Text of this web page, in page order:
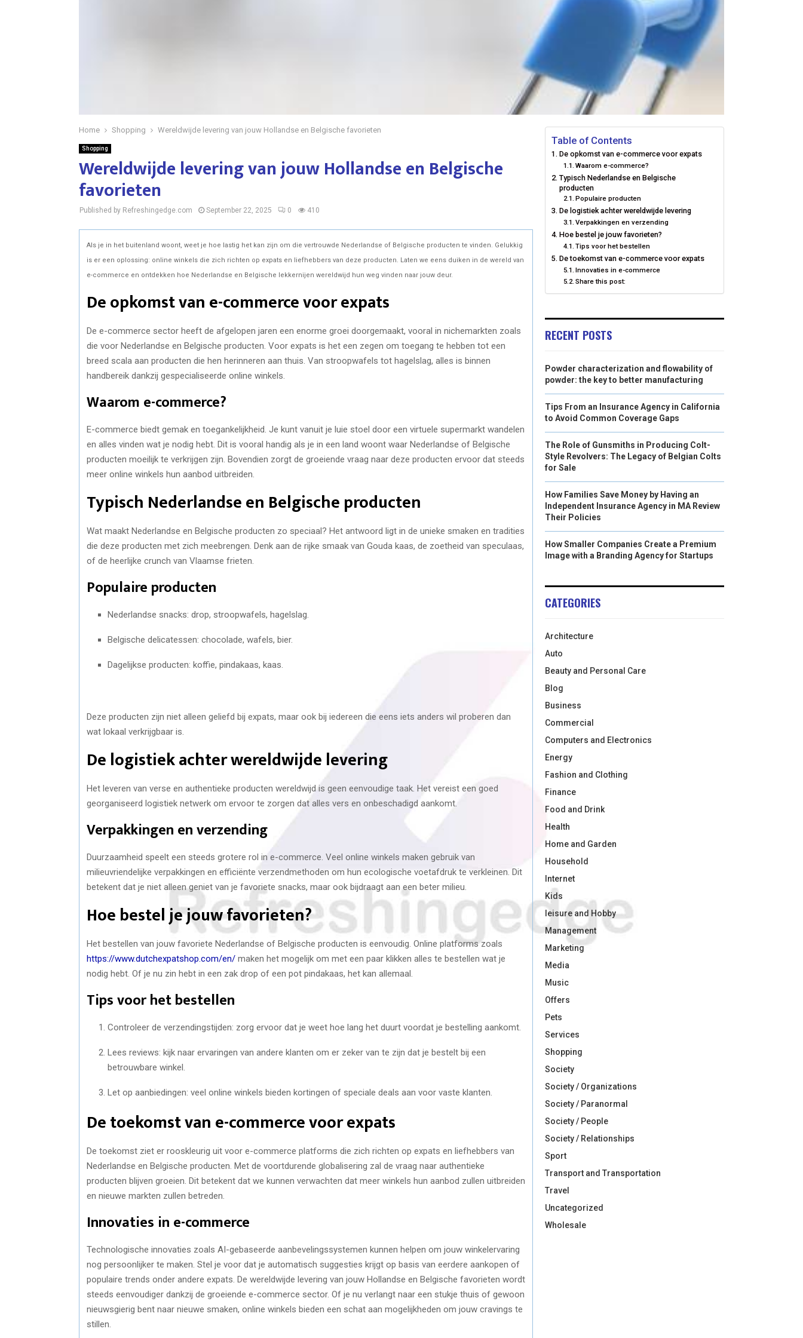
Home Shopping Wereldwijde levering van jouw Hollandse en Belgische favorieten
Shopping
Wereldwijde levering van jouw Hollandse en Belgische
favorieten
Published by Refreshingedge.com September 22, 2025 0 410
Als je in het buitenland woont, weet je hoe lastig het kan zijn om die vertrouwde Nederlandse of Belgische producten te vinden. Gelukkig
is er een oplossing: online winkels die zich richten op expats en liefhebbers van deze producten. Laten we eens duiken in de wereld van
e-commerce en ontdekken hoe Nederlandse en Belgische lekkernijen wereldwijd hun weg vinden naar jouw deur.
De opkomst van e-commerce voor expats
De e-commerce sector heeft de afgelopen jaren een enorme groei doorgemaakt, vooral in nichemarkten zoals
die voor Nederlandse en Belgische producten. Voor expats is het een zegen om toegang te hebben tot een
breed scala aan producten die hen herinneren aan thuis. Van stroopwafels tot hagelslag, alles is binnen
handbereik dankzij gespecialiseerde online winkels.
Waarom e-commerce?
E-commerce biedt gemak en toegankelijkheid. Je kunt vanuit je luie stoel door een virtuele supermarkt wandelen
en alles vinden wat je nodig hebt. Dit is vooral handig als je in een land woont waar Nederlandse of Belgische
producten moeilijk te verkrijgen zijn. Bovendien zorgt de groeiende vraag naar deze producten ervoor dat steeds
meer online winkels hun aanbod uitbreiden.
Typisch Nederlandse en Belgische producten
Wat maakt Nederlandse en Belgische producten zo speciaal? Het antwoord ligt in de unieke smaken en tradities
die deze producten met zich meebrengen. Denk aan de rijke smaak van Gouda kaas, de zoetheid van speculaas,
of de heerlijke crunch van Vlaamse frieten.
Populaire producten
Nederlandse snacks: drop, stroopwafels, hagelslag.
Belgische delicatessen: chocolade, wafels, bier.
Dagelijkse producten: koffie, pindakaas, kaas.
Deze producten zijn niet alleen geliefd bij expats, maar ook bij iedereen die eens iets anders wil proberen dan
wat lokaal verkrijgbaar is.
De logistiek achter wereldwijde levering
Het leveren van verse en authentieke producten wereldwijd is geen eenvoudige taak. Het vereist een goed
georganiseerd logistiek netwerk om ervoor te zorgen dat alles vers en onbeschadigd aankomt.
Verpakkingen en verzending
Duurzaamheid speelt een steeds grotere rol in e-commerce. Veel online winkels maken gebruik van
milieuvriendelijke verpakkingen en efficiënte verzendmethoden om hun ecologische voetafdruk te verkleinen. Dit
betekent dat je niet alleen geniet van je favoriete snacks, maar ook bijdraagt aan een beter milieu.
Hoe bestel je jouw favorieten?
Het bestellen van jouw favoriete Nederlandse of Belgische producten is eenvoudig. Online platforms zoals
https://www.dutchexpatshop.com/en/ maken het mogelijk om met een paar klikken alles te bestellen wat je
nodig hebt. Of je nu zin hebt in een zak drop of een pot pindakaas, het kan allemaal.
Tips voor het bestellen
Controleer de verzendingstijden: zorg ervoor dat je weet hoe lang het duurt voordat je bestelling aankomt.
Lees reviews: kijk naar ervaringen van andere klanten om er zeker van te zijn dat je bestelt bij een
betrouwbare winkel.
Let op aanbiedingen: veel online winkels bieden kortingen of speciale deals aan voor vaste klanten.
De toekomst van e-commerce voor expats
De toekomst ziet er rooskleurig uit voor e-commerce platforms die zich richten op expats en liefhebbers van
Nederlandse en Belgische producten. Met de voortdurende globalisering zal de vraag naar authentieke
producten blijven groeien. Dit betekent dat we kunnen verwachten dat meer winkels hun aanbod zullen uitbreiden
en nieuwe markten zullen betreden.
Innovaties in e-commerce
Technologische innovaties zoals AI-gebaseerde aanbevelingssystemen kunnen helpen om jouw winkelervaring
nog persoonlijker te maken. Stel je voor dat je automatisch suggesties krijgt op basis van eerdere aankopen of
populaire trends onder andere expats. De wereldwijde levering van jouw Hollandse en Belgische favorieten wordt
steeds eenvoudiger dankzij de groeiende e-commerce sector. Of je nu verlangt naar een stukje thuis of gewoon
nieuwsgierig bent naar nieuwe smaken, online winkels bieden een schat aan mogelijkheden om jouw cravings te
stillen.
Table of Contents
De opkomst van e-commerce voor expats
Waarom e-commerce?
Typisch Nederlandse en Belgische
producten
Populaire producten
De logistiek achter wereldwijde levering
Verpakkingen en verzending
Hoe bestel je jouw favorieten?
Tips voor het bestellen
De toekomst van e-commerce voor expats
Innovaties in e-commerce
Share this post:
RECENT POSTS
Powder characterization and flowability of
powder: the key to better manufacturing
Tips From an Insurance Agency in California
to Avoid Common Coverage Gaps
The Role of Gunsmiths in Producing Colt-
Style Revolvers: The Legacy of Belgian Colts
for Sale
How Families Save Money by Having an
Independent Insurance Agency in MA Review
Their Policies
How Smaller Companies Create a Premium
Image with a Branding Agency for Startups
CATEGORIES
Architecture
Auto
Beauty and Personal Care
Blog
Business
Commercial
Computers and Electronics
Energy
Fashion and Clothing
Finance
Food and Drink
Health
Home and Garden
Household
Internet
Kids
leisure and Hobby
Management
Marketing
Media
Music
Offers
Pets
Services
Shopping
Society
Society / Organizations
Society / Paranormal
Society / People
Society / Relationships
Sport
Transport and Transportation
Travel
Uncategorized
Wholesale